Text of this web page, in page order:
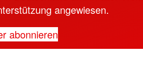
angewiesen.
abonnieren